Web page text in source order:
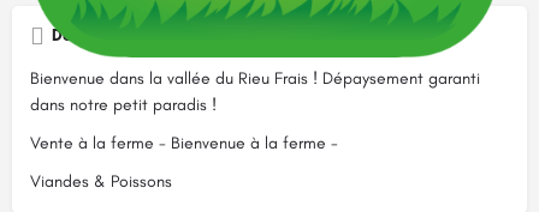
Description
Bienvenue dans la vallée du Rieu Frais ! Dépaysement garanti
dans notre petit paradis !
Vente à la ferme - Bienvenue à la ferme -
Viandes & Poissons